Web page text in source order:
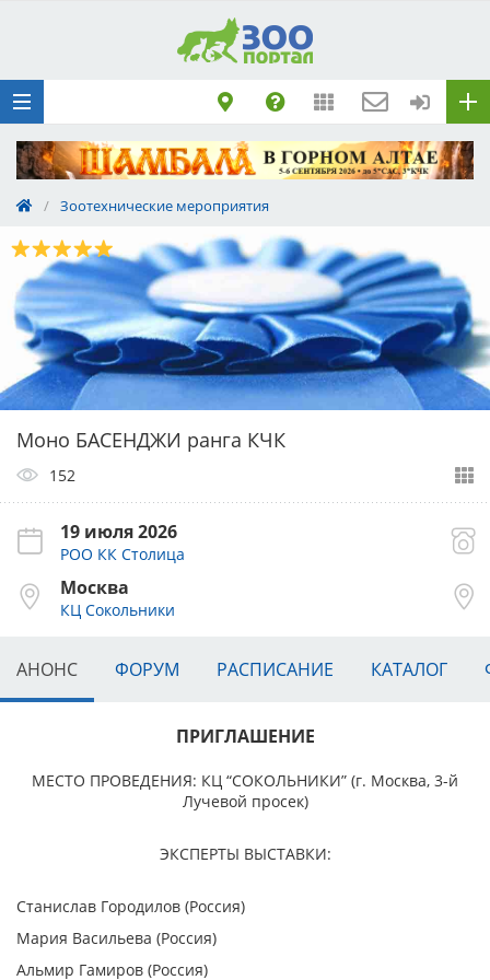
/ Зоотехнические мероприятия
Моно БАСЕНДЖИ ранга КЧК
152
19 июля 2026
РОО КК Столица
Москва
КЦ Сокольники
АНОНС ФОРУМ РАСПИСАНИЕ КАТАЛОГ
ПРИГЛАШЕНИЕ
МЕСТО ПРОВЕДЕНИЯ: КЦ “СОКОЛЬНИКИ” (г. Москва, 3-й
Лучевой просек)
ЭКСПЕРТЫ ВЫСТАВКИ:
Станислав Городилов (Россия)
Мария Васильева (Россия)
Альмир Гамиров (Россия)
метрики
Поездку
Обращение